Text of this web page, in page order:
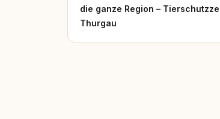
die ganze Region –
Thurgau